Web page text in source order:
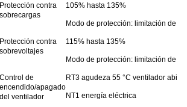
Protección contra
sobrecargas
105% hasta 135%
Modo de protección: limitación de
Protección contra
sobrevoltajes
115% hasta 135%
Modo de protección: limitación de
Control de
encendido/apagado
del ventilador
RT3 agudeza 55 °C ventilador
NT1 energía eléctrica